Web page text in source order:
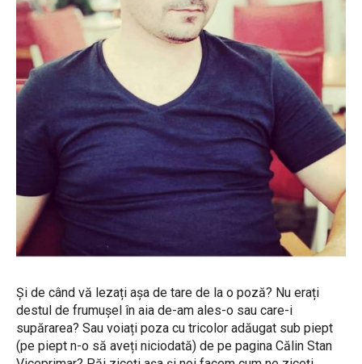
Și de când vă lezați așa de tare de la o poză? Nu erați
destul de frumușel în aia de-am ales-o sau care-i
supărarea? Sau voiați poza cu tricolor adăugat sub piept
(pe piept n-o să aveți niciodată) de pe pagina Călin Stan